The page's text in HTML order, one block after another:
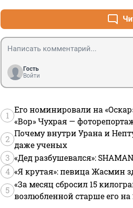
Гость
Войти
1
Его номинировали на
«Вор» Чухрая —
2
Почему внутри Урана и
даже ученых
3 «Дед разбушевался»:
4 «Я крутая»: певица Жасмин
5
«За месяц сбросил 15
возлюбленной старше его на